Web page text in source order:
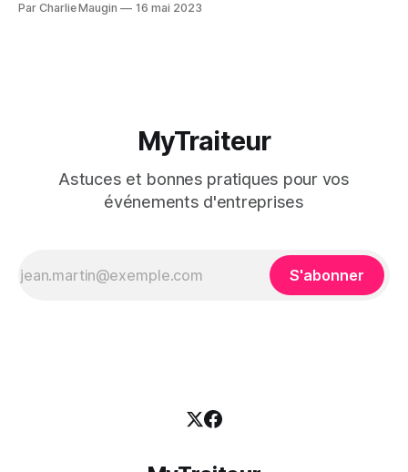
devenue un objectif essentiel pour les organisations
Par Charlie Maugin 16 mai 2023
MyTraiteur
Astuces et bonnes pratiques pour vos
événements d'entreprises
S'abonner